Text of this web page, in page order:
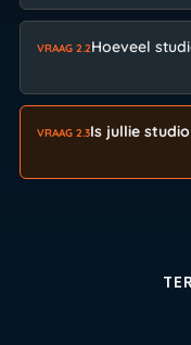
VRAAG 2.2Hoeveel
VRAAG 2.3Is jullie